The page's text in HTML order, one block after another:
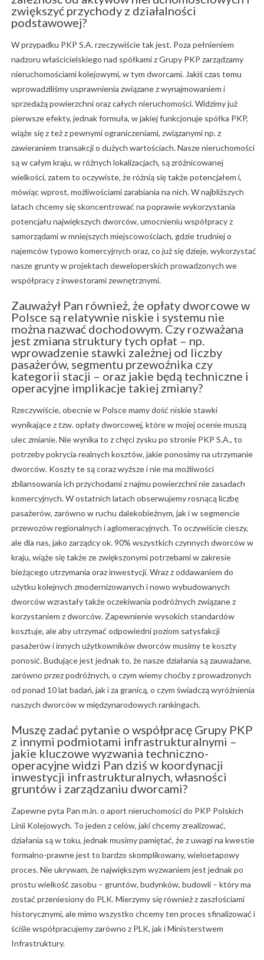
zwiększyć przychody z działalności
podstawowej?
W przypadku PKP S.A. rzeczywiście tak jest. Poza pełnieniem
nadzoru właścicielskiego nad spółkami z Grupy PKP zarządzamy
nieruchomościami kolejowymi, w tym dworcami. Jakiś czas temu
wprowadziliśmy usprawnienia związane z wynajmowaniem i
sprzedażą powierzchni oraz całych nieruchomości. Widzimy już
pierwsze efekty, jednak formuła, w jakiej funkcjonuje spółka PKP,
wiąże się z też z pewnymi ograniczeniami, związanymi np. z
zawieraniem transakcji o dużych wartościach. Nasze nieruchomości
są w całym kraju, w różnych lokalizacjach, są zróżnicowanej
wielkości, zatem to oczywiste, że różnią się także potencjałem i,
mówiąc wprost, możliwościami zarabiania na nich. W najbliższych
latach chcemy się skoncentrować na poprawie wykorzystania
potencjału największych dworców, umocnieniu współpracy z
samorządami w mniejszych miejscowościach, gdzie trudniej o
najemców typowo komercyjnych oraz, co już się dzieje, wykorzystać
nasze grunty w projektach deweloperskich prowadzonych we
współpracy z inwestorami zewnętrznymi.
Zauważył Pan również, że opłaty dworcowe w
Polsce są relatywnie niskie i systemu nie
można nazwać dochodowym. Czy rozważana
jest zmiana struktury tych opłat – np.
wprowadzenie stawki zależnej od liczby
pasażerów, segmentu przewoźnika czy
kategorii stacji – oraz jakie będą techniczne i
operacyjne implikacje takiej zmiany?
Rzeczywiście, obecnie w Polsce mamy dość niskie stawki
wynikające z tzw. opłaty dworcowej, które w mojej ocenie muszą
ulec zmianie. Nie wynika to z chęci zysku po stronie PKP S.A., to
potrzeby pokrycia realnych kosztów, jakie ponosimy na utrzymanie
dworców. Koszty te są coraz wyższe i nie ma możliwości
zbilansowania ich przychodami z najmu powierzchni nie zasadach
komercyjnych. W ostatnich latach obserwujemy rosnącą liczbę
pasażerów, zarówno w ruchu dalekobieżnym, jak i w segmencie
przewozów regionalnych i aglomeracyjnych. To oczywiście cieszy,
ale dla nas, jako zarządcy ok. 90% wszystkich czynnych dworców w
kraju, wiąże się także ze zwiększonymi potrzebami w zakresie
bieżącego utrzymania oraz inwestycji. Wraz z oddawaniem do
użytku kolejnych zmodernizowanych i nowo wybudowanych
dworców wzrastały także oczekiwania podróżnych związane z
korzystaniem z dworców. Zapewnienie wysokich standardów
kosztuje, ale aby utrzymać odpowiedni poziom satysfakcji
pasażerów i innych użytkowników dworców musimy te koszty
ponosić. Budujące jest jednak to, że nasze działania są zauważane,
zarówno przez podróżnych, o czym wiemy choćby z prowadzonych
od ponad 10 lat badań, jak i za granicą, o czym świadczą wyróżnienia
naszych dworców w międzynarodowych rankingach.
Muszę zadać pytanie o współpracę Grupy PKP
z innymi podmiotami infrastrukturalnymi –
jakie kluczowe wyzwania techniczno-
operacyjne widzi Pan dziś w koordynacji
inwestycji infrastrukturalnych, własności
gruntów i zarządzaniu dworcami?
Zapewne pyta Pan m.in. o aport nieruchomości do PKP Polskich
Linii Kolejowych. To jeden z celów, jaki chcemy zrealizować,
działania są w toku, jednak musimy pamiętać, że z uwagi na kwestie
formalno-prawne jest to bardzo skomplikowany, wieloetapowy
proces. Nie ukrywam, że największym wyzwaniem jest jednak po
prostu wielkość zasobu – gruntów, budynków, budowli – który ma
zostać przeniesiony do PLK. Mierzymy się również z zaszłościami
historycznymi, ale mimo wszystko chcemy ten proces sfinalizować i
ściśle współpracujemy zarówno z PLK, jak i Ministerstwem
Infrastruktury.